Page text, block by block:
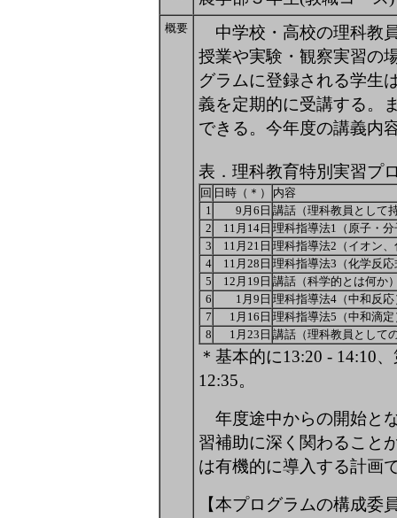
概要
中学校・高校の理科教
授業や実験・観察実習の
グラムに登録される学生
義を定期的に受講する。
できる。今年度の講義内
表．理科教育特別実習プ
回 日時（＊）
内容
1
9月6日 講話（理科教員として
2
11月14日 理科指導法1（原子・
3
11月21日 理科指導法2（イオン、
4
11月28日 理科指導法3（化学反
5
12月19日 講話（科学的とは何か
6
1月9日 理科指導法4（中和反応
7
1月16日 理科指導法5（中和滴定
8
1月23日 講話（理科教員として
＊基本的に13:20 - 14:10
12:35。
年度途中からの開始と
習補助に深く関わること
は有機的に導入する計画
【本プログラムの構成委